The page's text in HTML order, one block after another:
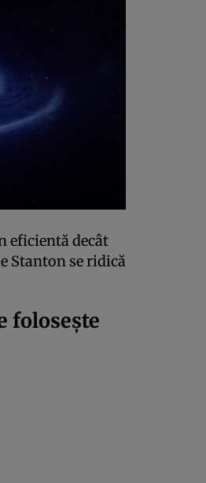
eficientă decât
Stanton se ridică
folosește